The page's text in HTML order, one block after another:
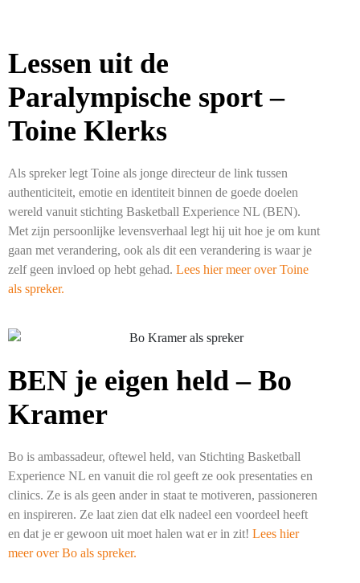
Lessen uit de
Paralympische sport –
Toine Klerks
Als spreker legt Toine als jonge directeur de link tussen
authenticiteit, emotie en identiteit binnen de goede doelen
wereld vanuit stichting Basketball Experience NL (BEN).
Met zijn persoonlijke levensverhaal legt hij uit hoe je om kunt
gaan met verandering, ook als dit een verandering is waar je
zelf geen invloed op hebt gehad. Lees hier meer over Toine
als spreker.
BEN je eigen held – Bo
Kramer
Bo is ambassadeur, oftewel held, van Stichting Basketball
Experience NL en vanuit die rol geeft ze ook presentaties en
clinics. Ze is als geen ander in staat te motiveren, passioneren
en inspireren. Ze laat zien dat elk nadeel een voordeel heeft
en dat je er gewoon uit moet halen wat er in zit! Lees hier
meer over Bo als spreker.